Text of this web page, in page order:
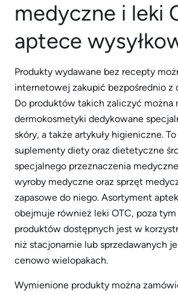
medyczne i leki
aptece
Produkty wydawane bez recepty
internetowej zakupić bezpośrednio z
Do produktów takich zaliczyć można
dermokosmetyki dedykowane
skóry, a także artykuły higieniczne.
suplementy diety oraz dietetyczne
specjalnego przeznaczenia
wyroby medyczne oraz sprzęt
zapasowe do niego. Asortyment
obejmuje również leki OTC, poza
produktów dostępnych jest w
niż stacjonarnie lub sprzedawanych
cenowo wielopakach.
Wymienione produkty można